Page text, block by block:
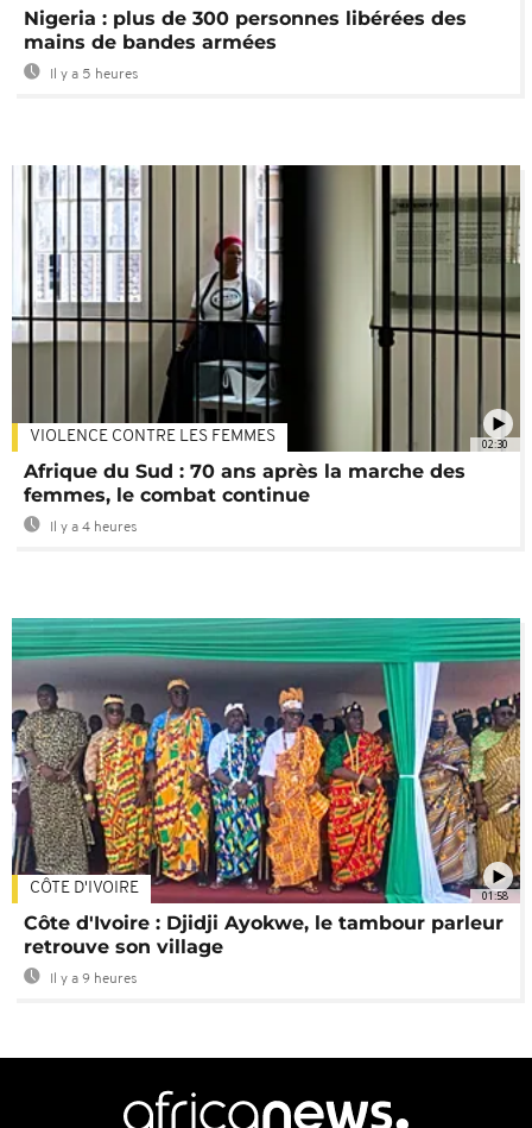
Nigeria : plus de 300 personnes libérées des
mains de bandes armées
Il y a 5 heures
02:30
VIOLENCE CONTRE LES FEMMES
Afrique du Sud : 70 ans après la marche des
femmes, le combat continue
Il y a 4 heures
01:58
CÔTE D'IVOIRE
Côte d'Ivoire : Djidji Ayokwe, le tambour parleur
retrouve son village
Il y a 9 heures